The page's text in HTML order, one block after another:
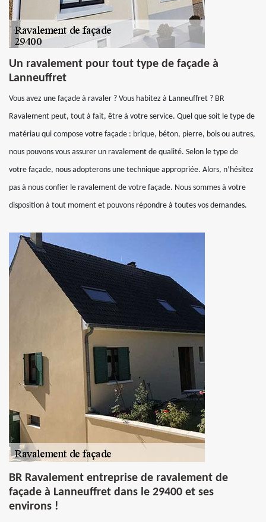
Un ravalement pour tout type de façade à
Lanneuffret
Vous avez une façade à ravaler ? Vous habitez à Lanneuffret ? BR
Ravalement peut, tout à fait, être à votre service. Quel que soit le type de
matériau qui compose votre façade : brique, béton, pierre, bois ou autres,
nous pouvons vous assurer un ravalement de qualité. Selon le type de
votre façade, nous adopterons une technique appropriée. Alors, n’hésitez
pas à nous confier le ravalement de votre façade. Nous sommes à votre
disposition à tout moment et pouvons répondre à toutes vos demandes.
BR Ravalement entreprise de ravalement de
façade à Lanneuffret dans le 29400 et ses
environs !